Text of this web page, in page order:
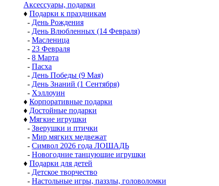
Аксессуары, подарки
♦ Подарки к праздникам
- День Рождения
- День Влюбленных (14 Февраля)
- Масленица
- 23 Февраля
- 8 Марта
- Пасха
- День Победы (9 Мая)
- День Знаний (1 Сентября)
- Хэллоуин
♦ Корпоративные подарки
♦ Достойные подарки
♦ Мягкие игрушки
- Зверушки и птички
- Мир мягких медвежат
- Символ 2026 года ЛОШАДЬ
- Новогодние танцующие игрушки
♦ Подарки для детей
- Детское творчество
- Настольные игры, паззлы, головоломки